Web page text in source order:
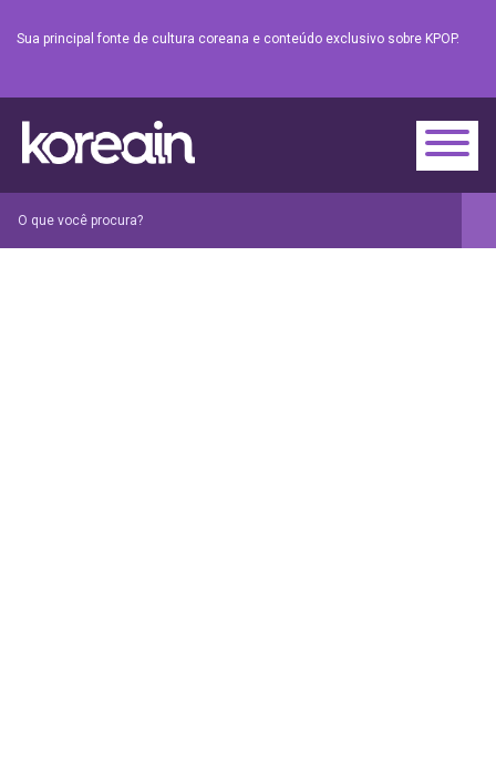
Sua principal fonte de cultura coreana e conteúdo exclusivo sobre KPOP.